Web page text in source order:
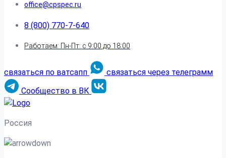
office@cpspec.ru
8 (800) 770-7-640
Работаем: Пн-Пт: с 9:00 до 18:00
связаться по ватсапп
связаться через телеграмм
Сообщество в ВК
Россия